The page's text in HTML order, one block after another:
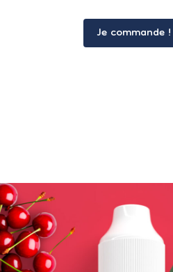
Je commande !